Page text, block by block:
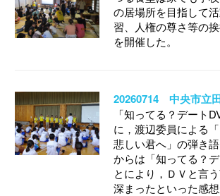
の居場所を目指して
習、人権の尊さ等の
を開催した。
20260714 中央市立
「知ってる？デート
に，渡辺委員による
悲しい君へ」の弾き
からは「知ってる？
とにより，ＤＶと言
深まったといった感想